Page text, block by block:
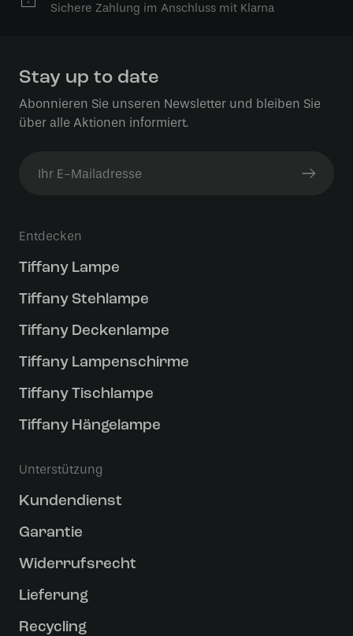
Sichere Zahlung im Anschluss mit Klarna
Stay up to date
Abonnieren Sie unseren Newsletter und bleiben Sie
über alle Aktionen informiert.
Entdecken
Tiffany Lampe
Tiffany Stehlampe
Tiffany Deckenlampe
Tiffany Lampenschirme
Tiffany Tischlampe
Tiffany Hängelampe
Unterstützung
Kundendienst
Garantie
Widerrufsrecht
Lieferung
Recycling